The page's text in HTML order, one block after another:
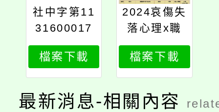
社中字第11
31600017
號
檔案下載
2024哀傷失
落心理x職
人手作系列
講座與工作
坊
檔案下載
最新消息-相關內容